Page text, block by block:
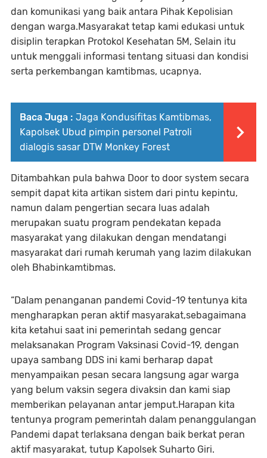
dan komunikasi yang baik antara Pihak Kepolisian
dengan warga.Masyarakat tetap kami edukasi untuk
disiplin terapkan Protokol Kesehatan 5M, Selain itu
untuk menggali informasi tentang situasi dan kondisi
serta perkembangan kamtibmas, ucapnya.
Baca Juga : Jaga Kondusifitas Kamtibmas,
Kapolsek Ubud pimpin personel Patroli
dialogis sasar DTW Monkey Forest
Ditambahkan pula bahwa Door to door system secara
sempit dapat kita artikan sistem dari pintu kepintu,
namun dalam pengertian secara luas adalah
merupakan suatu program pendekatan kepada
masyarakat yang dilakukan dengan mendatangi
masyarakat dari rumah kerumah yang lazim dilakukan
oleh Bhabinkamtibmas.
“Dalam penanganan pandemi Covid-19 tentunya kita
mengharapkan peran aktif masyarakat,sebagaimana
kita ketahui saat ini pemerintah sedang gencar
melaksanakan Program Vaksinasi Covid-19, dengan
upaya sambang DDS ini kami berharap dapat
menyampaikan pesan secara langsung agar warga
yang belum vaksin segera divaksin dan kami siap
memberikan pelayanan antar jemput.Harapan kita
tentunya program pemerintah dalam penanggulangan
Pandemi dapat terlaksana dengan baik berkat peran
aktif masyarakat, tutup Kapolsek Suharto Giri.